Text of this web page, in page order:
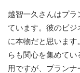
越智一久さんはプラ
ています。彼のビジ
に本物だと思いま
らも関心を集めてい
用ですが、プラン